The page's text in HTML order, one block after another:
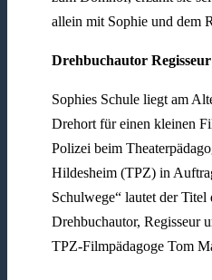
allein mit Sophie und dem
Drehbuchautor
Sophies Schule liegt am
Drehort für einen kleinen
Polizei beim
Hildesheim (TPZ) in
Schulwege“ lautet der Titel
Drehbuchautor, Regisseur
TPZ-Filmpädagoge Tom